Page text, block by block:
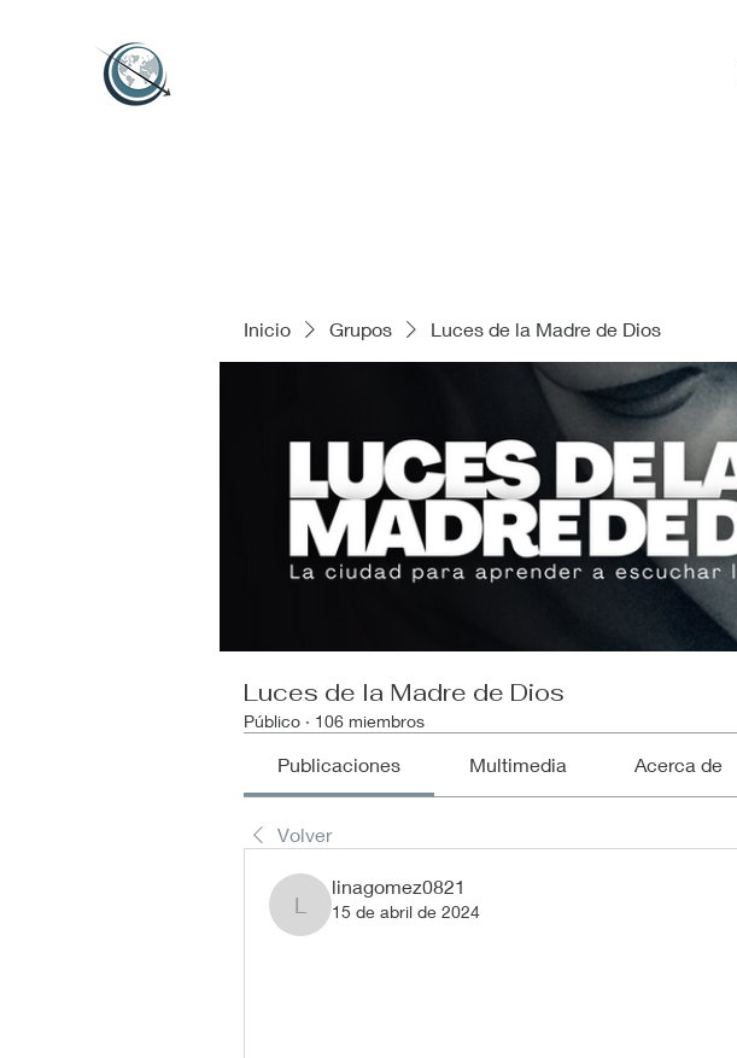
Inicio Grupos Luces de la Madre de Dios
Luces de la Madre de Dios
Público · 106 miembros
Publicaciones Multimedia Acerca de
Volver
linagomez0821
linagomez0821
15 de abril de 2024